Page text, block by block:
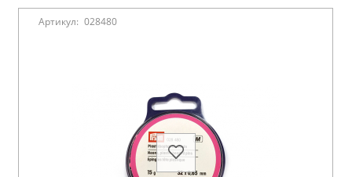
Артикул: 028480